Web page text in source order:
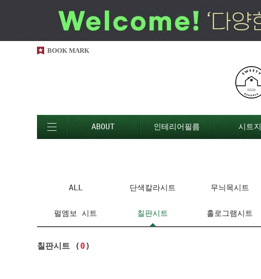
BOOK MARK
ABOUT 인테리어필름 시트지
ALL 단색칼라시트 무늬목시트
펄엠보 시트 칠판시트 홀로그램시트
칠판시트 ( 0)